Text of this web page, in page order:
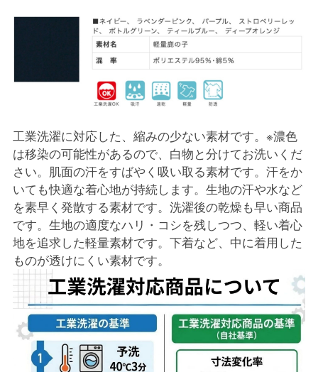
工業洗濯に対応した、縮みの少ない素材です。※濃色
は移染の可能性があるので、白物と分けてお洗いくだ
さい。肌面の汗をすばやく吸い取る素材です。汗をか
いても快適な着心地が持続します。生地の汗や水など
を素早く発散する素材です。洗濯後の乾燥も早い商品
です。生地の適度なハリ・コシを残しつつ、軽い着心
地を追求した軽量素材です。下着など、中に着用した
ものが透けにくい素材です。